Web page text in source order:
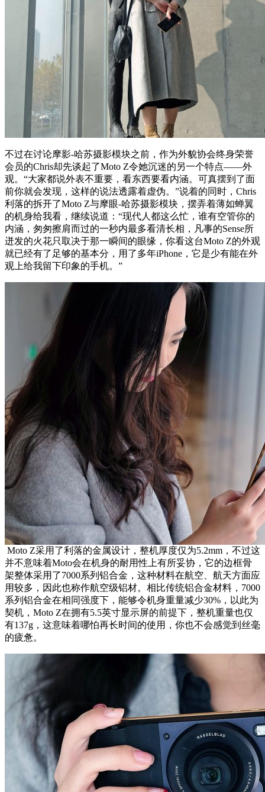
不过在讨论摩影-哈苏摄影模块之前，作为外貌协会终身荣誉
会员的Chris却先谈起了Moto Z令她沉迷的另一个特点——外
观。“大家都说外表不重要，看东西要看内涵。可真摆到了面
前你就会发现，这样的说法透露着虚伪。”说着的同时，Chris
利落的拆开了Moto Z与摩眼-哈苏摄影模块，摆弄着薄如蝉翼
的机身给我看，继续说道：“现代人都这么忙，谁有空管你的
内涵，匆匆擦肩而过的一秒内最多看清长相，凡事的Sense所
迸发的火花只取决于那一瞬间的眼缘，你看这台Moto Z的外观
就已经有了足够的基本分，用了多年iPhone，它是少有能在外
观上给我留下印象的手机。”
Moto Z采用了利落的金属设计，整机厚度仅为5.2mm，不过这
并不意味着Moto会在机身的耐用性上有所妥协，它的边框骨
架整体采用了7000系列铝合金，这种材料在航空、航天方面应
用较多，因此也称作航空级铝材。相比传统铝合金材料，7000
系列铝合金在相同强度下，能够令机身重量减少30%，以此为
契机，Moto Z在拥有5.5英寸显示屏的前提下，整机重量也仅
有137g，这意味着哪怕再长时间的使用，你也不会感觉到丝毫
的疲惫。